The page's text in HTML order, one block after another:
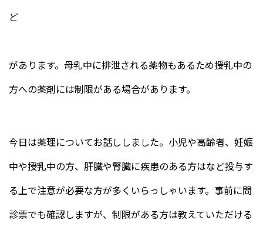
ど
があります。母乳中に排泄される薬物もあるため授乳中の
方への薬剤には制限がある場合があります。
今日は薬理についてお話ししました。小児や高齢者、妊娠
中や授乳中の方、肝臓や腎臓に疾患のある方はなど投与す
る上で注意が必要な方が多くいらっしゃいます。事前に問
診票でも確認しますが、制限がある方は教えていただける